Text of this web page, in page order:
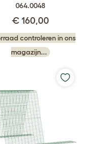
064.0048
€ 160,00
controleren in ons
magazijn...